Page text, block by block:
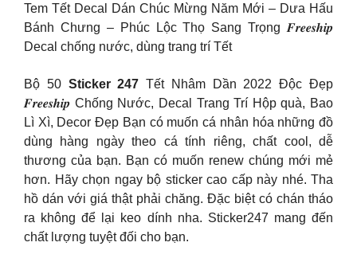
Tem Tết Decal Dán Chúc Mừng Năm Mới – Dưa Hấu
Bánh Chưng – Phúc Lộc Thọ Sang Trọng 𝑭𝒓𝒆𝒆𝒔𝒉𝒊𝒑
Decal chống nước, dùng trang trí Tết
Bộ 50 Sticker 247Tết Nhâm Dần 2022 Độc Đẹp
𝑭𝒓𝒆𝒆𝒔𝒉𝒊𝒑 Chống Nước, Decal Trang Trí Hộp quà, Bao
Lì Xì, Decor Đẹp Bạn có muốn cá nhân hóa những đồ
dùng hàng ngày theo cá tính riêng, chất cool, dễ
thương của bạn. Bạn có muốn renew chúng mới mẻ
hơn. Hãy chọn ngay bộ sticker cao cấp này nhé. Tha
hồ dán với giá thật phải chăng. Đặc biệt có chán tháo
ra không để lại keo dính nha. Sticker247 mang đến
chất lượng tuyệt đối cho bạn.